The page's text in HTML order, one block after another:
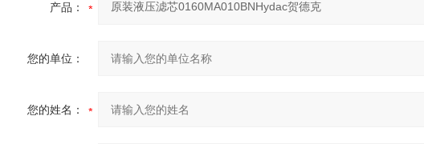
产品：
您的单位：
您的姓名：